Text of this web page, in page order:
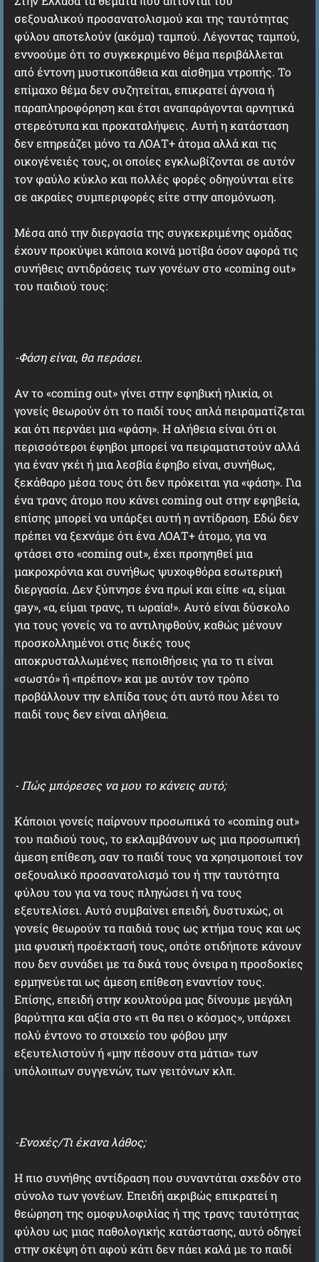
σεξουαλικού προσανατολισμού και της ταυτότητας
φύλου αποτελούν (ακόμα) ταμπού. Λέγοντας ταμπού,
εννοούμε ότι το συγκεκριμένο θέμα περιβάλλεται
από έντονη μυστικοπάθεια και αίσθημα ντροπής. Το
επίμαχο θέμα δεν συζητείται, επικρατεί άγνοια ή
παραπληροφόρηση και έτσι αναπαράγονται αρνητικά
στερεότυπα και προκαταλήψεις. Αυτή η κατάσταση
δεν επηρεάζει μόνο τα ΛΟΑΤ+ άτομα αλλά και τις
οικογένειές τους, οι οποίες εγκλωβίζονται σε αυτόν
τον φαύλο κύκλο και πολλές φορές οδηγούνται είτε
σε ακραίες συμπεριφορές είτε στην απομόνωση.
Μέσα από την διεργασία της συγκεκριμένης ομάδας
έχουν προκύψει κάποια κοινά μοτίβα όσον αφορά τις
συνήθεις αντιδράσεις των γονέων στο «coming out»
του παιδιού τους:
-Φάση είναι, θα περάσει.
Αν το «coming out» γίνει στην εφηβική ηλικία, οι
γονείς θεωρούν ότι το παιδί τους απλά πειραματίζεται
και ότι περνάει μια «φάση». Η αλήθεια είναι ότι οι
περισσότεροι έφηβοι μπορεί να πειραματιστούν αλλά
για έναν γκέι ή μια λεσβία έφηβο είναι, συνήθως,
ξεκάθαρο μέσα τους ότι δεν πρόκειται για «φάση». Για
ένα τρανς άτομο που κάνει coming out στην εφηβεία,
επίσης μπορεί να υπάρξει αυτή η αντίδραση. Εδώ δεν
πρέπει να ξεχνάμε ότι ένα ΛΟΑΤ+ άτομο, για να
φτάσει στο «coming out», έχει προηγηθεί μια
μακροχρόνια και συνήθως ψυχοφθόρα εσωτερική
διεργασία. Δεν ξύπνησε ένα πρωί και είπε «α, είμαι
gay», «α, είμαι τρανς, τι ωραία!». Αυτό είναι δύσκολο
για τους γονείς να το αντιληφθούν, καθώς μένουν
προσκολλημένοι στις δικές τους
αποκρυσταλλωμένες πεποιθήσεις για το τι είναι
«σωστό» ή «πρέπον» και με αυτόν τον τρόπο
προβάλλουν την ελπίδα τους ότι αυτό που λέει το
παιδί τους δεν είναι αλήθεια.
- Πώς μπόρεσες να μου το κάνεις αυτό;
Κάποιοι γονείς παίρνουν προσωπικά το «coming out»
του παιδιού τους, το εκλαμβάνουν ως μια προσωπική
άμεση επίθεση, σαν το παιδί τους να χρησιμοποιεί τον
σεξουαλικό προσανατολισμό του ή την ταυτότητα
φύλου του για να τους πληγώσει ή να τους
εξευτελίσει. Αυτό συμβαίνει επειδή, δυστυχώς, οι
γονείς θεωρούν τα παιδιά τους ως κτήμα τους και ως
μια φυσική προέκτασή τους, οπότε οτιδήποτε κάνουν
που δεν συνάδει με τα δικά τους όνειρα η προσδοκίες
ερμηνεύεται ως άμεση επίθεση εναντίον τους.
Επίσης, επειδή στην κουλτούρα μας δίνουμε μεγάλη
βαρύτητα και αξία στο «τι θα πει ο κόσμος», υπάρχει
πολύ έντονο το στοιχείο του φόβου μην
εξευτελιστούν ή «μην πέσουν στα μάτια» των
υπόλοιπων συγγενών, των γειτόνων κλπ.
-Ενοχές/Τι έκανα λάθος;
Η πιο συνήθης αντίδραση που συναντάται σχεδόν στο
σύνολο των γονέων. Επειδή ακριβώς επικρατεί η
θεώρηση της ομοφυλοφιλίας ή της τρανς ταυτότητας
φύλου ως μιας παθολογικής κατάστασης, αυτό οδηγεί
στην σκέψη ότι αφού κάτι δεν πάει καλά με το παιδί